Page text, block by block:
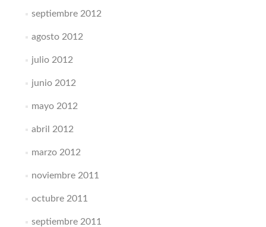
septiembre 2012
agosto 2012
julio 2012
junio 2012
mayo 2012
abril 2012
marzo 2012
noviembre 2011
octubre 2011
septiembre 2011